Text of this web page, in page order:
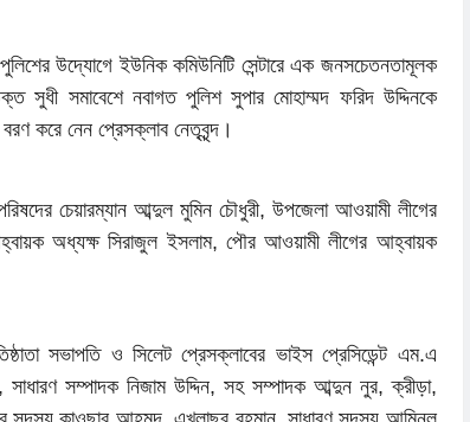
পুলিশের উদ্যোগে ইউনিক কমিউনিটি সেন্টারে এক জনসচেতনতামূলক
সুধী সমাবেশে নবাগত পুলিশ সুপার মোহাম্মদ ফরিদ উদ্দিনকে
বরণ করে নেন প্রেসক্লাব নেতৃবৃন্দ।
চেয়ারম্যান আব্দুল মুমিন চৌধুরী, উপজেলা আওয়ামী লীগের
অধ্যক্ষ সিরাজুল ইসলাম, পৌর আওয়ামী লীগের আহ্বায়ক
সভাপতি ও সিলেট প্রেসক্লাবের ভাইস প্রেসিডেন্ট এম.এ
সাধারণ সম্পাদক নিজাম উদ্দিন, সহ সম্পাদক আব্দুন নুর, ক্রীড়া,